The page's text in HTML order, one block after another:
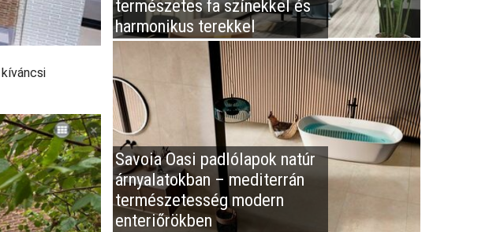
természetes fa színekkel és
harmonikus terekkel
Savoia Oasi padlólapok natúr
árnyalatokban – mediterrán
természetesség modern
enteriőrökben